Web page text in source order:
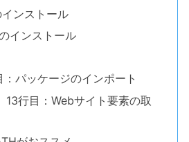
ンストール
インストール
：パッケージのインポート
13行目：Webサイト要素の取